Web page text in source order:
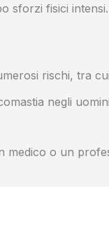
sforzi fisici intensi.
rischi, tra
negli
o un